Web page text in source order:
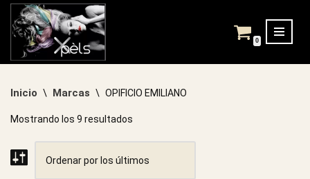
Saltar
0
Inicio \ Marcas \ OPIFICIO EMILIANO
Mostrando los 9 resultados